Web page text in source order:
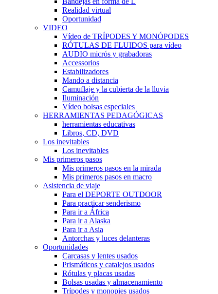
Realidad virtual
Oportunidad
VIDEO
Vídeo de TRÍPODES Y MONÓPODES
RÓTULAS DE FLUIDOS para vídeo
AUDIO micrós y grabadoras
Accessorios
Estabilizadores
Mando a distancia
Camuflaje y la cubierta de la lluvia
Iluminación
Vídeo bolsas especiales
HERRAMIENTAS PEDAGÓGICAS
herramientas educativas
Libros, CD, DVD
Los inevitables
Los inevitables
Mis primeros pasos
Mis primeros pasos en la mirada
Mis primeros pasos en macro
Asistencia de viaje
Para el DEPORTE OUTDOOR
Para practicar senderismo
Para ir a África
Para ir a Alaska
Para ir a Asia
Antorchas y luces delanteras
Oportunidades
Carcasas y lentes usados
Prismáticos y catalejos usados
Rótulas y placas usadas
Bolsas usadas y almacenamiento
Trípodes y monopies usados